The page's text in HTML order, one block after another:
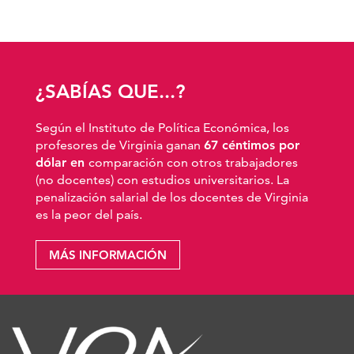
¿SABÍAS QUE...?
Según el Instituto de Política Económica, los
profesores de Virginia ganan 67 céntimos por
dólar en comparación con otros trabajadores
(no docentes) con estudios universitarios. La
penalización salarial de los docentes de Virginia
es la peor del país.
MÁS INFORMACIÓN